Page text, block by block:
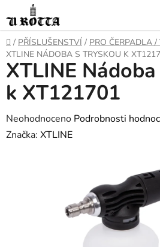
na
obsah
DOMŮ
/ PŘÍSLUŠENSTVÍ / PRO ČERPADLA
XTLINE NÁDOBA S TRYSKOU K
XTLINE
k XT121701
Průměrné
hodnocení
Neohodnoceno Podrobnosti
Značka: XTLINE